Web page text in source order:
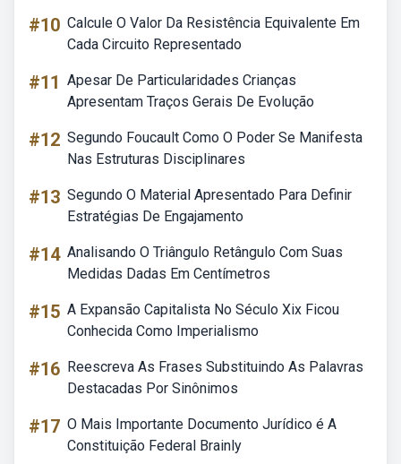
#10 Calcule O Valor Da Resistência Equivalente Em
Cada Circuito Representado
#11 Apesar De Particularidades Crianças
Apresentam Traços Gerais De Evolução
#12 Segundo Foucault Como O Poder Se Manifesta
Nas Estruturas Disciplinares
#13 Segundo O Material Apresentado Para Definir
Estratégias De Engajamento
#14 Analisando O Triângulo Retângulo Com Suas
Medidas Dadas Em Centímetros
#15 A Expansão Capitalista No Século Xix Ficou
Conhecida Como Imperialismo
#16 Reescreva As Frases Substituindo As Palavras
Destacadas Por Sinônimos
#17 O Mais Importante Documento Jurídico é A
Constituição Federal Brainly